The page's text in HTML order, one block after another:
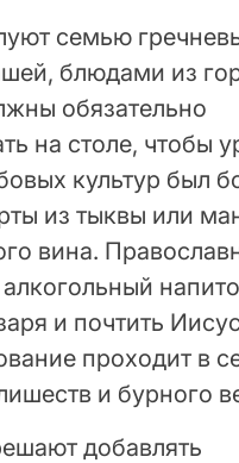
семью
блюдами из
обязательно
на столе, чтобы
культур был
из тыквы или
вина.
и почтить
проходит в
и бурного
добавлять